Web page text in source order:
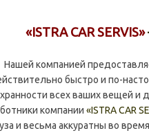
«ISTRA CAR SERVIS»
компанией
быстро и по-
всех ваших вещей и
компании «ISTRA CAR
и весьма аккуратны во